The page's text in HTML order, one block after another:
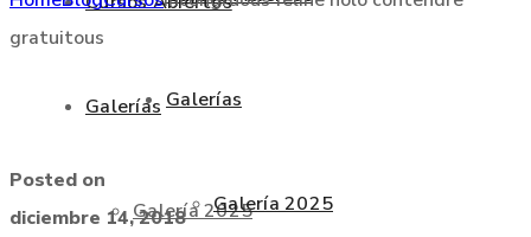
Galerías
Galería 2025
Galerías
Galería 2025
gratuitous
Posted on
diciembre 14, 2018